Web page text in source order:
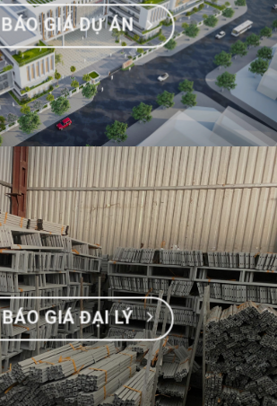
BÁO GIÁ DỰ ÁN
BÁO GIÁ ĐẠI LÝ